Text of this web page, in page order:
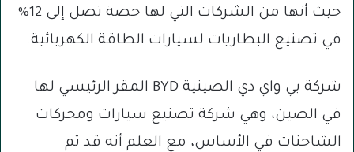
حيث أنها من الشركات التي لها حصة تصل إلى 12%
في تصنيع البطاريات لسيارات الطاقة الكهربائية.
شركة بي واي دي الصينية BYD المقر الرئيسي لها
في الصين، وهي شركة تصنيع سيارات ومحركات
الشاحنات في الأساس، مع العلم أنه قد تم